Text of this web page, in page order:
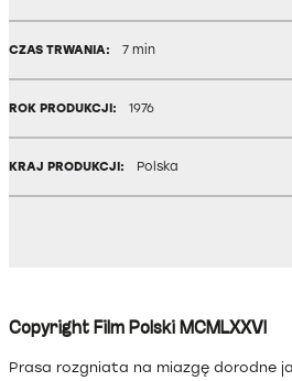
CZAS TRWANIA: 7 min
ROK PRODUKCJI: 1976
KRAJ PRODUKCJI: Polska
Copyright Film Polski MCMLXXVI
Prasa rozgniata na miazgę dorodne